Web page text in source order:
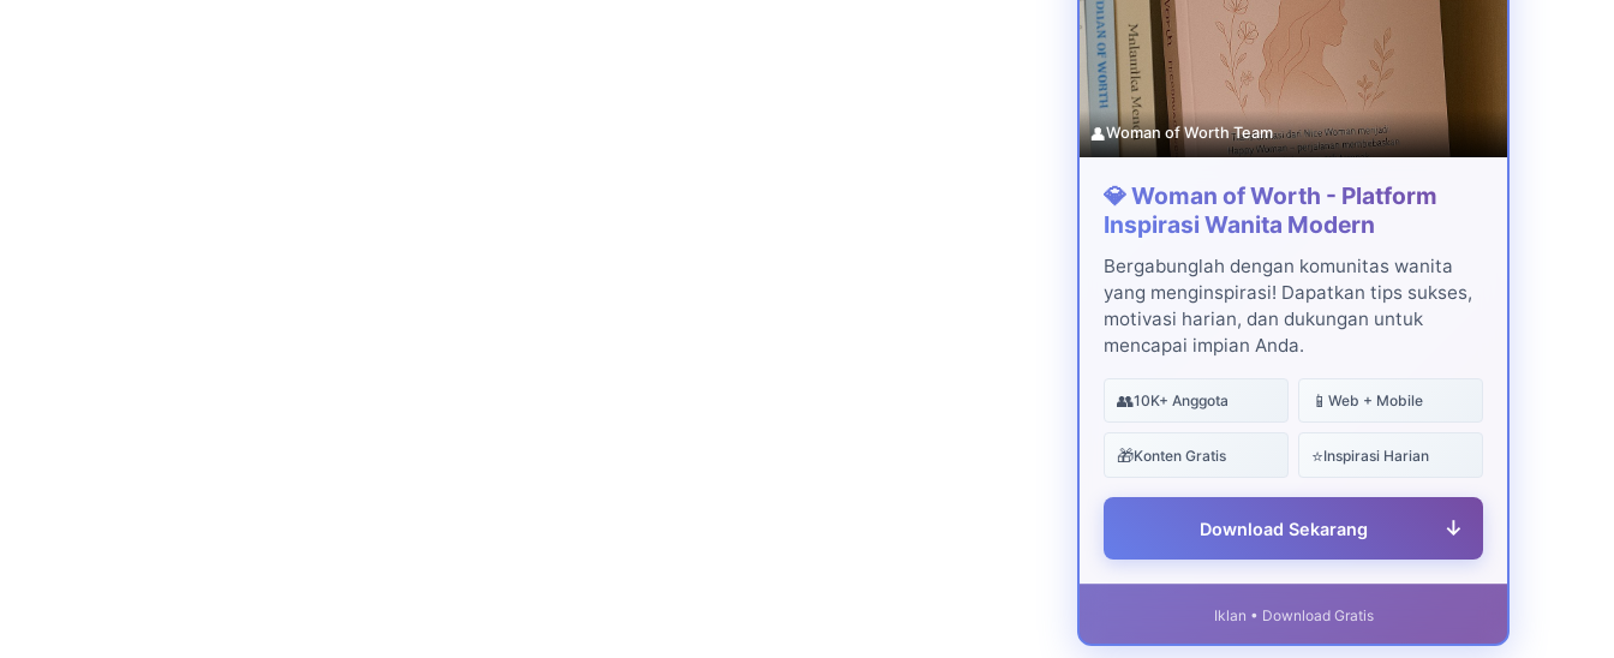
👤Woman of Worth Team
💎 Woman of Worth - Platform
Inspirasi Wanita Modern
Bergabunglah dengan komunitas wanita
yang menginspirasi! Dapatkan tips sukses,
motivasi harian, dan dukungan untuk
mencapai impian Anda.
👥10K+ Anggota 📱 Web + Mobile
🎁Konten Gratis ⭐Inspirasi Harian
Download Sekarang ↓
Iklan • Download Gratis